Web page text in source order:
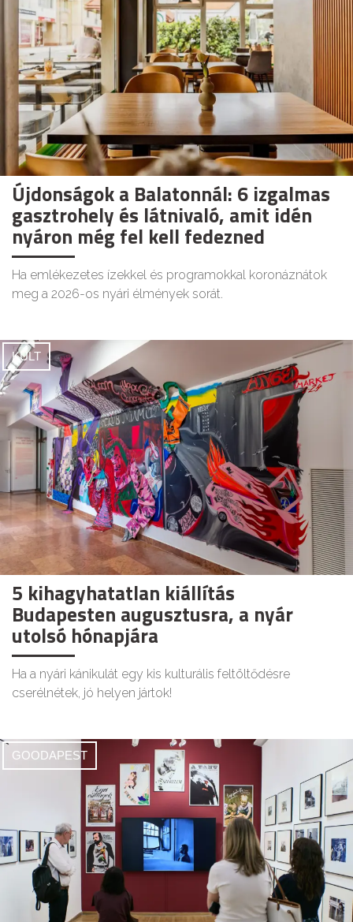
Újdonságok a Balatonnál: 6 izgalmas
gasztrohely és látnivaló, amit idén
nyáron még fel kell fedezned
Ha emlékezetes ízekkel és programokkal koronáznátok
meg a 2026-os nyári élmények sorát.
KULT
5 kihagyhatatlan kiállítás
Budapesten augusztusra, a nyár
utolsó hónapjára
Ha a nyári kánikulát egy kis kulturális feltöltődésre
cserélnétek, jó helyen jártok!
GOODAPEST